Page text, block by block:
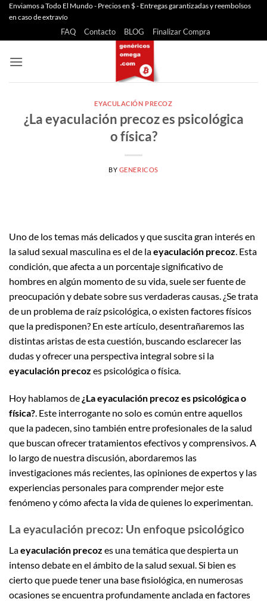
Saltar
Enviamos a Todo El Mundo - Precios en $ - Entregas garantizadas y reembolsos
en caso de extravío
FAQ Contacto BLOG Finalizar Compra
EYACULACIÓN PRECOZ
¿La eyaculación precoz es psicológica
o física?
BY GENERICOS
Uno de los temas más delicados y que suscita gran interés en
la salud sexual masculina es el de laeyaculación precoz. Esta
condición, que afecta a un porcentaje significativo de
hombres en algún momento de su vida, suele ser fuente de
preocupación y debate sobre sus verdaderas causas. ¿Se trata
de un problema de raíz psicológica, o existen factores físicos
que la predisponen? En este artículo, desentrañaremos las
distintas aristas de esta cuestión, buscando esclarecer las
dudas y ofrecer una perspectiva integral sobre si la
eyaculación precoz es psicológica o física.
Hoy hablamos de ¿La eyaculación precoz es psicológica o
física?. Este interrogante no solo es común entre aquellos
que la padecen, sino también entre profesionales de la salud
que buscan ofrecer tratamientos efectivos y comprensivos. A
lo largo de nuestra discusión, abordaremos las
investigaciones más recientes, las opiniones de expertos y las
experiencias personales para comprender mejor este
fenómeno y cómo afecta la vida de quienes lo experimentan.
La eyaculación precoz: Un enfoque psicológico
Laeyaculación precoz es una temática que despierta un
intenso debate en el ámbito de la salud sexual. Si bien es
cierto que puede tener una base fisiológica, en numerosas
ocasiones se encuentra profundamente anclada en factores